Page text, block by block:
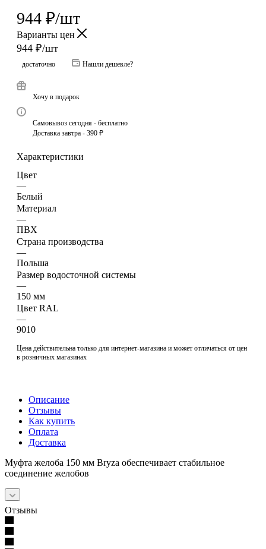
944 ₽/шт
Варианты цен
944 ₽/шт
достаточно Нашли дешевле?
Хочу в подарок
Самовывоз сегодня - бесплатно
Доставка завтра - 390 ₽
Характеристики
Цвет
—
Белый
Материал
—
ПВХ
Страна производства
—
Польша
Размер водосточной системы
—
150 мм
Цвет RAL
—
9010
Цена действительна только для интернет-магазина и может отличаться от цен
в розничных магазинах
Описание
Отзывы
Как купить
Оплата
Доставка
Муфта желоба 150 мм Bryza обеспечивает стабильное
соединение желобов
Отзывы